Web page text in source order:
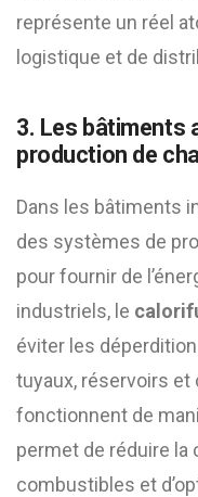
représente un réel
logistique et de
3. Les bâtiments
production de
Dans les bâtiments
des systèmes de
pour fournir de
industriels, le
éviter les
tuyaux, réservoirs
fonctionnent de
permet de réduire la
combustibles et